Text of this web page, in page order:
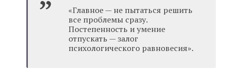
«Главное — не пытаться решить
все проблемы сразу.
Постепенность и умение
отпускать — залог
психологического равновесия».